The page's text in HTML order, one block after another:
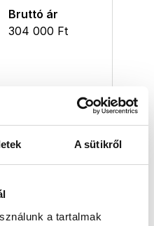
A sütikről
a tartalmak
Bruttó ár
304 000 Ft
900
Profilszín
szálcsiszolt réz